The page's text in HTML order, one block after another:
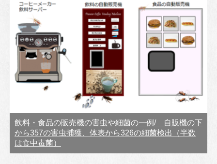
飲料・食品の販売機の害虫や細菌の一例/ 自販機の下
から357の害虫捕獲、体表から326の細菌検出（半数
は食中毒菌）